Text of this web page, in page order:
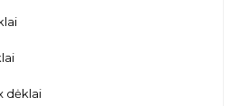
dėklai